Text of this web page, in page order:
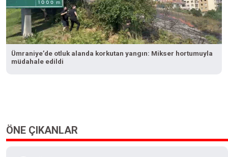
Ümraniye’de otluk alanda korkutan yangın: Mikser hortumuyla
müdahale edildi
ÖNE ÇIKANLAR